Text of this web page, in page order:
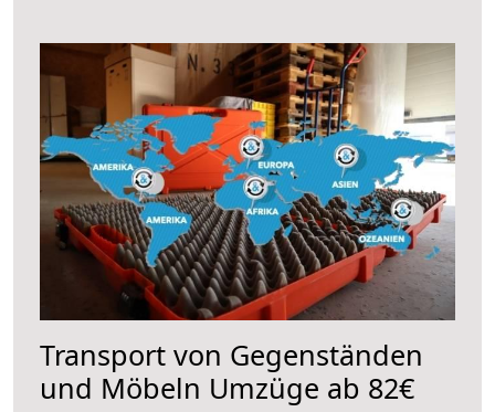
Transport von Gegenständen
und Möbeln Umzüge ab 82€